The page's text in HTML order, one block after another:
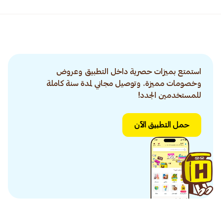
استمتع بميزات حصرية داخل التطبيق وعروض
وخصومات مميزة. وتوصيل مجاني لمدة سنة كاملة
للمستخدمين الجدد!
حمل التطبيق الآن